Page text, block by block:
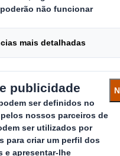
Embalagens de
Embalagem de manutenção
perfeitamente dimensionada
transporte, armazenagem e
abastecimento de peças à linha
ndicionamento interior, sob
produto a transportar